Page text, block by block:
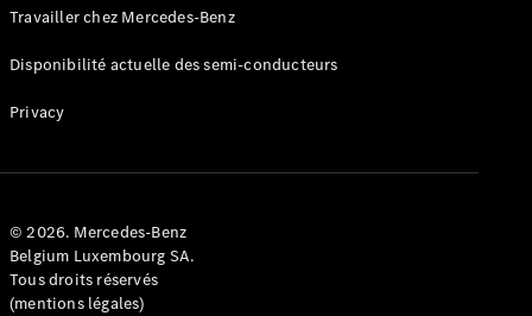
Travailler chez Mercedes-Benz
Disponibilité actuelle des semi-conducteurs
Privacy
© 2026. Mercedes-Benz
Belgium Luxembourg SA.
Tous droits réservés
(mentions légales)